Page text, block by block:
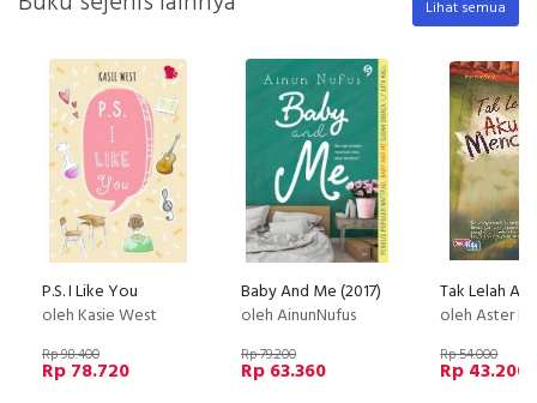
Lihat semua
P.S. I Like You
oleh Kasie West
Rp 98.400
Rp 78.720
Baby And Me (2017)
oleh AinunNufus
Rp 79.200
Rp 63.360
oleh Aster
Rp 54.000
Rp 43.200